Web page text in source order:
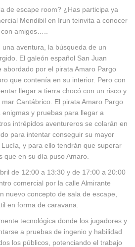
de escape room? ¿Has participa ya
Mendibil en Irun teinvita a conocer
amigos…..
aventura, la búsqueda de un
El galeón español San Juan
abordado por el pirata Amaro Pargo
que contenía en su interior. Pero con
llegar a tierra chocó con un risco y
Cantábrico. El pirata Amaro Pargo
y pruebas para llegar a
intrépidos aventureros se colarán en
para intentar conseguir su mayor
y para ello tendrán que superar
que en su día puso Amaro.
de 12:00 a 13:30 y de 17:00 a 20:00
comercial por la calle Almirante
nuevo concepto de sala de escape,
en forma de caravana.
tecnológica donde los jugadores y
a pruebas de ingenio y habilidad
los públicos, potenciando el trabajo